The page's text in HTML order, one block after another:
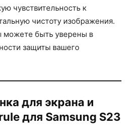
чувствительность к
чистоту изображения.
можете быть уверены в
защиты вашего
для экрана и
для Samsung S23